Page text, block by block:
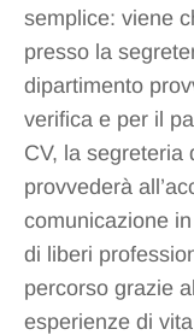
semplice: viene
presso la
dipartimento
verifica e per il
CV, la segreteria
provvederà
comunicazione
di liberi
percorso grazie
esperienze di